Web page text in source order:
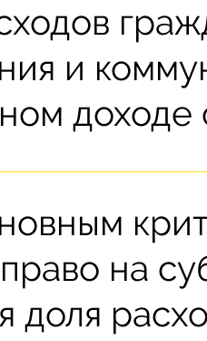
и
доходе
на
доля